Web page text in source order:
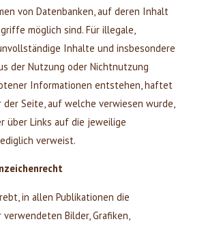
von Datenbanken, auf deren Inhalt
möglich sind. Für illegale,
Inhalte und insbesondere
der Nutzung oder Nichtnutzung
Informationen entstehen, haftet
Seite, auf welche verwiesen wurde,
über Links auf die jeweilige
verweist.
in allen Publikationen die
Bilder, Grafiken,